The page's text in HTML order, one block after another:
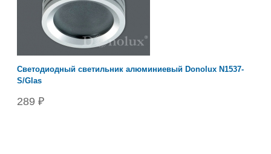
Светодиодный светильник алюминиевый Donolux N1537-
S/Glas
289 ₽